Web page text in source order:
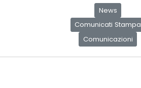
News
Comunicati Stampa
Comunicazioni